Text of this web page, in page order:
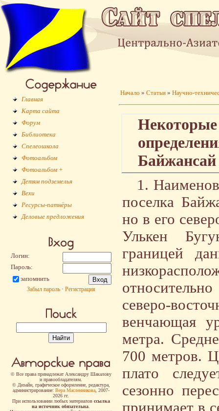
Главная
Карта сайта
Форум
Библиотека
Спелеошкола
Фотоальбом
Фотоальбом +
Детям подземелья
Вехи
Ресурсы-патнёры
Деловые предложения
Логин:
Пароль:
запомнить
Забыл пароль · Регистрация
© Все права принадлежат Александру Шакалову
и правообладателям.
© Дизайн, графическое оформление, редактура,
администрирование: Вера Масленникова , 2007-
2026 гг.
При использовании любых материалов ссылка
на источник обязательна
Начало » Статьи » Научно-
Некоторые
Байжансай
1.
поселка
но в его
Улькен
границей
северо-
венчающая
метра.
700 метров.
плато
сезонно
принимает в